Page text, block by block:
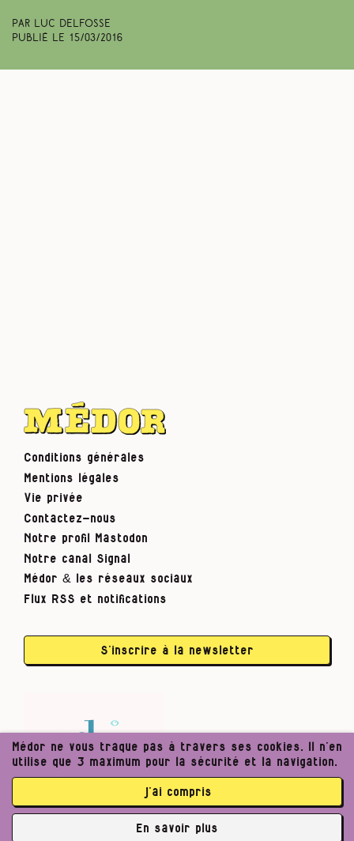
Par Luc Delfosse
Publié le 15/03/2016
Conditions générales
Mentions légales
Vie privée
Contactez-nous
Notre profil Mastodon
Notre canal Signal
Médor & les réseaux sociaux
Flux RSS et notifications
S’inscrire à la newsletter
Médor ne vous traque pas à travers ses cookies. Il n’en
utilise que 3 maximum pour la sécurité et la navigation.
j’ai compris
En savoir plus